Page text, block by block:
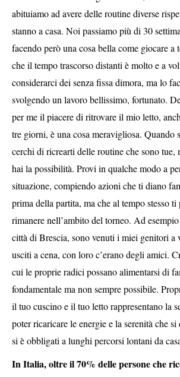
abituiamo ad avere delle routine diverse
stanno a casa. Noi passiamo più di 30
facendo però una cosa bella come giocare a
che il tempo trascorso distanti è molto e a
considerarci dei senza fissa dimora, ma lo
svolgendo un lavoro bellissimo, fortunato.
per me il piacere di ritrovare il mio letto,
tre giorni, è una cosa meravigliosa. Quando
cerchi di ricrearti delle routine che sono tue,
hai la possibilità. Provi in qualche modo a
situazione, compiendo azioni che ti diano
prima della partita, ma che al tempo stesso
rimanere nell’ambito del torneo. Ad
città di Brescia, sono venuti i miei genitori a
usciti a cena, con loro c’erano degli amici.
cui le proprie radici possano alimentarsi di
fondamentale ma non sempre possibile.
il tuo cuscino e il tuo letto rappresentano la
poter ricaricare le energie e la serenità che
si è obbligati a lunghi percorsi lontani da
In Italia, oltre il 70% delle persone che